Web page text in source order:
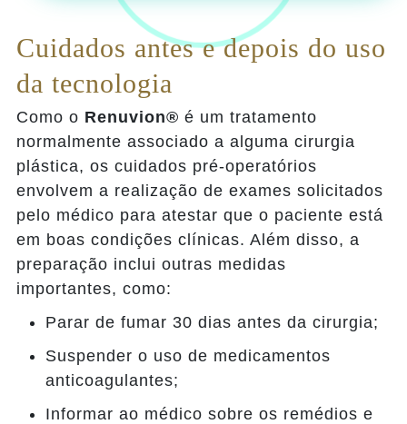
Cuidados antes e depois do uso
da tecnologia
Como o Renuvion® é um tratamento
normalmente associado a alguma cirurgia
plástica, os cuidados pré-operatórios
envolvem a realização de exames solicitados
pelo médico para atestar que o paciente está
em boas condições clínicas. Além disso, a
preparação inclui outras medidas
importantes, como:
Parar de fumar 30 dias antes da cirurgia;
Suspender o uso de medicamentos
anticoagulantes;
Informar ao médico sobre os remédios e